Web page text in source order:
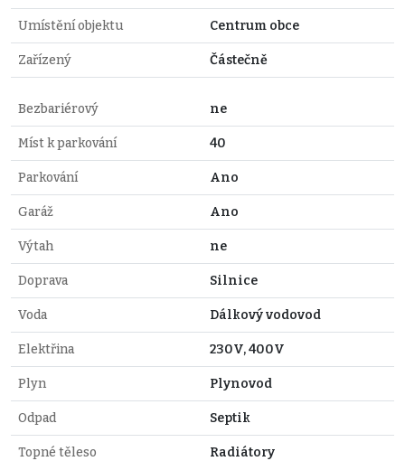
Umístění objektu Centrum obce
Zařízený Částečně
Bezbariérový ne
Míst k parkování 40
Parkování Ano
Garáž Ano
Výtah ne
Doprava Silnice
Voda Dálkový vodovod
Elektřina 230V, 400V
Plyn Plynovod
Odpad Septik
Topné těleso Radiátory